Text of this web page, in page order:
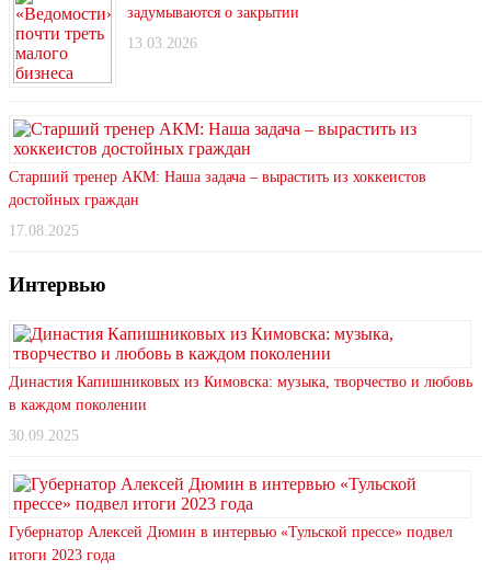
задумываются о закрытии
13.03.2026
Старший тренер АКМ: Наша задача – вырастить из хоккеистов
достойных граждан
17.08.2025
Интервью
Династия Капишниковых из Кимовска: музыка, творчество и любовь
в каждом поколении
30.09.2025
Губернатор Алексей Дюмин в интервью «Тульской прессе» подвел
итоги 2023 года